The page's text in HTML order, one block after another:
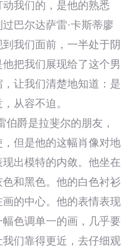
我们的，是他的熟悉
巴尔达萨雷·卡斯蒂廖
我们面前，一半处于阴
把我们展现给了这个男
让我们清楚地知道：是
从容不迫。
爵是拉斐尔的朋友，
但是他的这幅肖像对地
出模特的内敛。他坐在
和黑色。他的白色衬衫
的中心。他的表情表现
色调单一的画，几乎要
们靠得更近，去仔细观